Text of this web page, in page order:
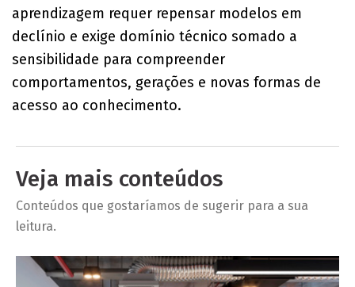
aprendizagem requer repensar modelos em
declínio e exige domínio técnico somado a
sensibilidade para compreender
comportamentos, gerações e novas formas de
acesso ao conhecimento.
Veja mais conteúdos
Conteúdos que gostaríamos de sugerir para a sua
leitura.